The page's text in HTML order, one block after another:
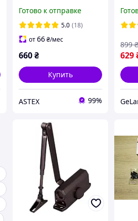
Готово к отправке
5.0 (18)
от66₴/мес
660₴
Купить
ASTEX 99%
629
899 ₴